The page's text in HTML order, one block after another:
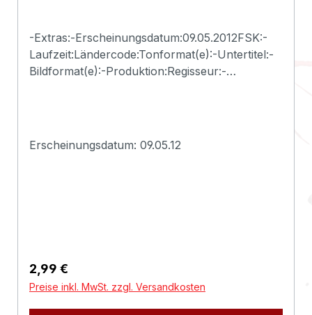
-Extras:-Erscheinungsdatum:09.05.2012FSK:-
Laufzeit:Ländercode:Tonformat(e):-Untertitel:-
Bildformat(e):-Produktion:Regisseur:-
Produktsicherheitsverordnung)Herstellerinform
ationen:Deadline
Erscheinungsdatum: 09.05.12
Regulärer Preis:
2,99 €
Preise inkl. MwSt. zzgl. Versandkosten